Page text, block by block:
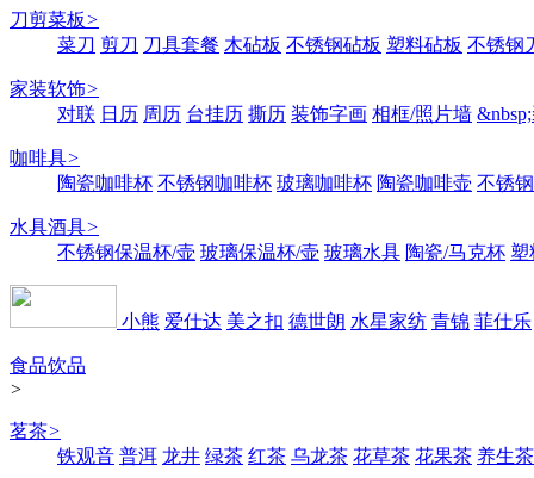
刀剪菜板>
菜刀 剪刀 刀具套餐 木砧板 不锈钢砧板 塑料砧板 不锈钢
家装软饰>
对联 日历 周历 台挂历 撕历 装饰字画 相框/照片墙
咖啡具>
陶瓷咖啡杯 不锈钢咖啡杯 玻璃咖啡杯 陶瓷咖啡壶 不锈
水具酒具>
不锈钢保温杯/壶 玻璃保温杯/壶 玻璃水具 陶瓷/马克杯 塑
小熊 爱仕达 美之扣 德世朗 水星家纺 青锦 菲仕乐
食品饮品
>
茗茶>
铁观音 普洱 龙井 绿茶 红茶 乌龙茶 花草茶 花果茶 养生茶